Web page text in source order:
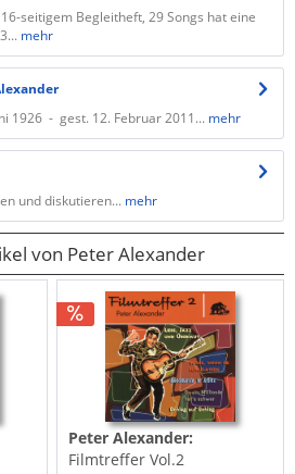
seitigem Begleitheft, 29 Songs hat eine
mehr
1926 - gest. 12. Februar 2011... mehr
und diskutieren... mehr
von Peter Alexander
Peter Alexander:
Filmtreffer Vol.2